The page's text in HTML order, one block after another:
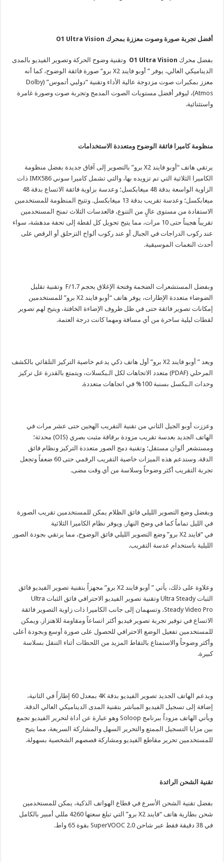
أفضل تجربة صورة وصوت معززة بمحرك O1 Ultra Vision
بفضل محرك O1 Ultra Visionوتقنية وضوح الحركة وتصوير الفيديو بالمدى
الديناميكي العالي، يوفر ” أوبو فايند X2 برو” صورة فائقة الوضوح، كما أنه
معزز بمكبرات صوت مزدوجة عالية الأداء وتقنية “دولبي أتموس” (Dolby
Atmos)، ليوفر أفضل مستويات الصوت المدمج وتجربة صوت وصورة غامرة
واستثنائية.
منظومة كاميرا فائقة الوضوح ومتعددة الاستخدامات
يرتقي هاتف “أوبو فايند X2 برو” بالتصوير إلى آفاق جديدة بفضل منظومة
الكاميرا الثلاثية التي تم تزويده بها، والتي تشمل كاميرا سوني IMX586 ذات
الزاوية الواسعة بدقة 48 ميغابكسل؛ وعدسة بزاوية فائقة الاتساع بدقة 48
ميغابكسل؛ وعدسة تقريب بدقة 13 ميغابكسل. وتتيح المنظومة للمستخدمين
الاستفادة من مستوى عالٍ من التنوع، فالعدسات الثلاث تمنح المستخدمين
تقريباً هجيناً حتى 10 مرات، مما يتيح تحويل كل لقطة إلى تحفة مدهشة، سواء
عند ركوب الدراجات في الجبال أو عند ركوب ألواح التزحلق أو الرقص على
أحدث النغمات الموسيقية.
وبفضل المستشعرات الضخمة وفتحة الإغلاق بحجم F/1.7 وتقنية تقليل
الضوضاء متعددة الإطارات، يوفر هاتف “أوبو فايند X2 برو” للمستخدمين
إمكانات تصوير فائقة حتى في ظل ظروف الإضاءة الخافتة، ويتيح لهم تصوير
لقطات ليلية ساحرة من أي مسافة ومهما كانت درجة العتمة.
ويعد ” أوبو فايند X2 برو” أول هاتف ذكي يدعم خاصية التركيز التلقائي بالكشف
المرحلي (PDAF) متعدد الاتجاهات لكل الـبكسلات، ويتمتع بالقدرة عل تركيز
وحدات الـبكسل بسنبة 100% في اتجاهات متعددة.
وعززت أوبو الجيل الثاني من تقنية التقريب الهجين حتى عشر مرات في
الهاتف الجديد بعدسة تقريب مزودة برقاقة مثبت بصري (OIS) محدثة؛
ومستشعر ألوان مستقل؛ وتقنية دمج الصور متعددة التركيز ونظام فائق
الدقة. وستدعم هذه الميزات خاصية التقريب الرقمي حتى 60 ضعفاً وتجعل
تجربة التقريب أكثر وضوحاً وسلاسة من أي وقت مضى.
وبفضل وضع التصوير الليلي فائق الظلام يمكن للمستخدمين تقريب الصورة
في الليل تماماً كما في وضح النهار. ويوفر نظام الكاميرا الثلاثية
في “فايند X2 برو” وضع التصوير الليلي فائق الوضوح، مما يرتقي بجودة الصور
الليلية باستخدام عدسة التقريب.
وعلاوة على ذلك، يأتي ” أوبو فايند X2 برو” مجهزاً بتقنية تصوير الفيديو فائق
الثبات Ultra Steady وتقنية تصوير الفيديو الاحترافي فائق الثبات Ultra
Steady Video Pro، وتسهمان إلى جانب الكاميرا ذات زاوية التصوير فائقة
الاتساع في توفير تجربة تصوير فيديو أكثر اتساعاً ومقاومة للاهتزاز. ويمكن
للمستخدمين تفعيل الوضع الاحترافي للحصول على صورة أوسع وبجودة أعلى
وأكثر وضوحاً والاستمتاع بالتقاط المزيد من اللحظات أثناء التنقل بسلاسة
كبيرة.
ويدعم الهاتف الجديد تصوير الفيديو بدقة 4K بمعدل 60 إطاراً في الثانية،
إضافة إلى تسجيل الفيديو المباشر بتقنية المدى الديناميكي العالي الدقة.
ويأتي الهاتف مزوداً ببرنامج Soloop وهو عبارة عن أداة لتحرير الفيديو تجمع
بين مزايا التسجيل الممتع والتحرير السهل والمشاركة السريعة، مما يتيح
للمستخدمين تحرير مقاطع الفيديو ومشاركة قصصهم الشخصية بسهولة.
تقنية الشحن الرائدة
بفضل تقنية الشحن الأسرع في قطاع الهواتف الذكية، يمكن للمستخدمين
شحن بطارية هاتف “فايند X2 برو” التي تبلغ سعتها 4260 مللي أمبير بالكامل
في 38 دقيقة فقط عبر شاحن SuperVOOC 2.0 بقوة 65 واط.